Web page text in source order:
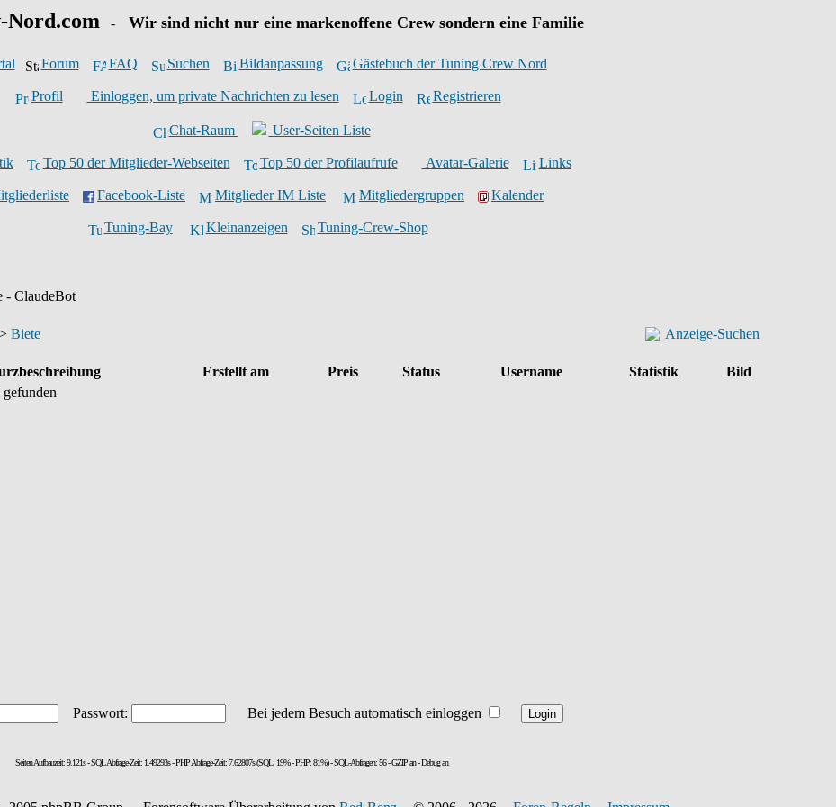
Nord.com - Wir sind nicht nur eine markenoffene Crew sondern eine Familie
Forum FAQ Suchen Bildanpassung Gästebuch der Tuning Crew Nord
Profil Einloggen, um private Nachrichten zu lesen Login Registrieren
Chat-Raum User-Seiten Liste
Top 50 der Mitglieder-Webseiten Top 50 der Profilaufrufe Avatar-Galerie Links
Facebook-Liste Mitglieder IM Liste Mitgliedergruppen Kalender
Tuning-Bay Kleinanzeigen Tuning-Crew-Shop
- ClaudeBot
Biete Anzeige-Suchen
Erstellt am Preis Status Username Statistik
Bild
Passwort: Bei jedem Besuch automatisch einloggen
Seiten Aufbauzeit: 9.121s - SQL Abfrage-Zeit: 1.49293s - PHP Abfrage-Zeit: 7.62807s (SQL: 19% - PHP: 81%) - SQL-Abfragen: 56 - GZIP an - Debug an